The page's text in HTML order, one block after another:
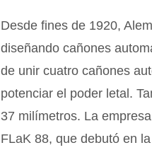
Desde fines de 1920,
diseñando cañones
de unir cuatro cañones
potenciar el poder letal.
37 milímetros. La
FLaK 88, que debutó en